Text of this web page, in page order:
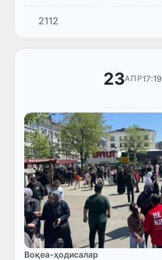
маълум қилди.
2112
23АПР17:19
Воқеа-ҳодисалар